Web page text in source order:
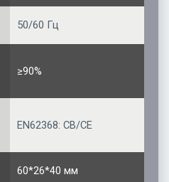
50/60 Гц
≥90%
EN62368: CB/CE
60*26*40 мм